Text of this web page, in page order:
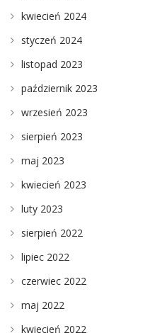
kwiecień 2024
styczeń 2024
listopad 2023
październik 2023
wrzesień 2023
sierpień 2023
maj 2023
kwiecień 2023
luty 2023
sierpień 2022
lipiec 2022
czerwiec 2022
maj 2022
kwiecień 2022